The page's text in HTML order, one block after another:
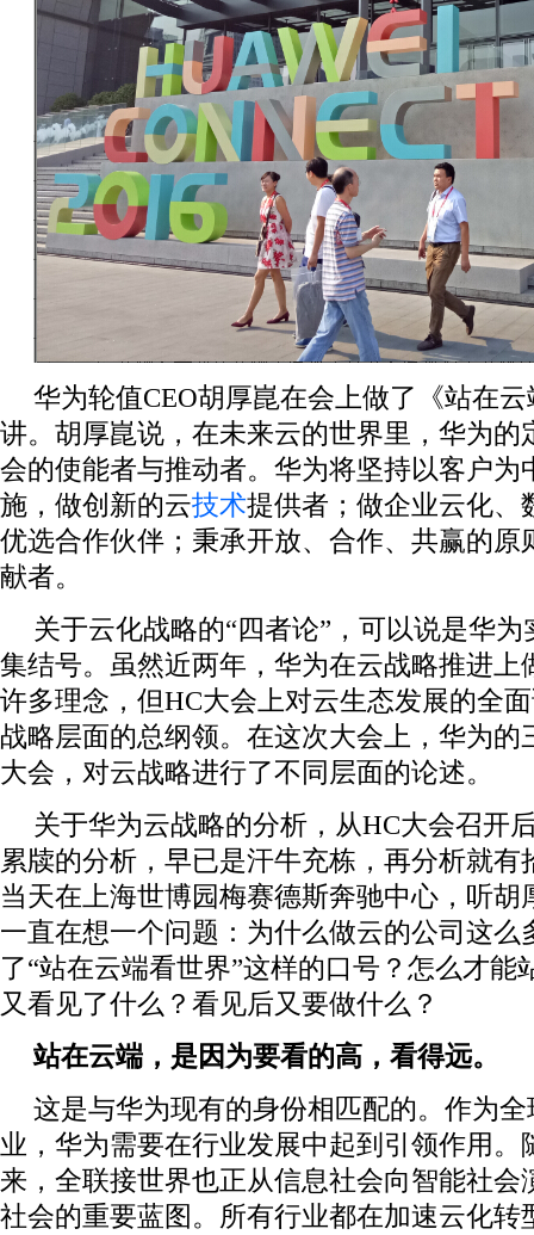
华为轮值CEO胡厚崑在会上做了《站在
讲。胡厚崑说，在未来云的世界里，华为的
会的使能者与推动者。华为将坚持以客户为
施，做创新的云技术提供者；做企业云化、
优选合作伙伴；秉承开放、合作、共赢的原
献者。
关于云化战略的“四者论”，可以说是华
集结号。虽然近两年，华为在云战略推进上
许多理念，但HC大会上对云生态发展的全
战略层面的总纲领。在这次大会上，华为的
大会，对云战略进行了不同层面的论述。
关于华为云战略的分析，从HC大会召开
累牍的分析，早已是汗牛充栋，再分析就有
当天在上海世博园梅赛德斯奔驰中心，听胡
一直在想一个问题：为什么做云的公司这么
了“站在云端看世界”这样的口号？怎么才能
又看见了什么？看见后又要做什么？
站在云端，是因为要看的高，看得远。
这是与华为现有的身份相匹配的。作为
业，华为需要在行业发展中起到引领作用。
来，全联接世界也正从信息社会向智能社会
社会的重要蓝图。所有行业都在加速云化转